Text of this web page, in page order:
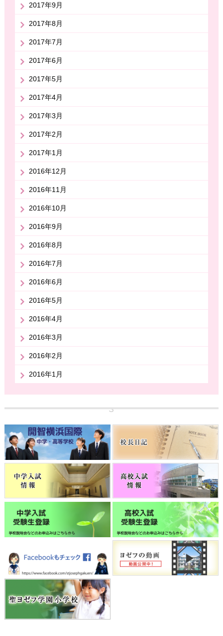
2017年9月
2017年8月
2017年7月
2017年6月
2017年5月
2017年4月
2017年3月
2017年2月
2017年1月
2016年12月
2016年11月
2016年10月
2016年9月
2016年8月
2016年7月
2016年6月
2016年5月
2016年4月
2016年3月
2016年2月
2016年1月